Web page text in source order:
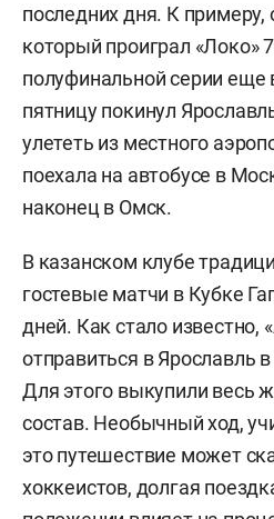
последних дня. К примеру,
который проиграл «Локо»
полуфинальной серии еще
пятницу покинул
улететь из местного
поехала на автобусе в
наконец в Омск.
В казанском клубе
гостевые матчи в Кубке
дней. Как стало известно,
отправиться в Ярославль
Для этого выкупили весь
состав. Необычный ход,
это путешествие может
хоккеистов, долгая